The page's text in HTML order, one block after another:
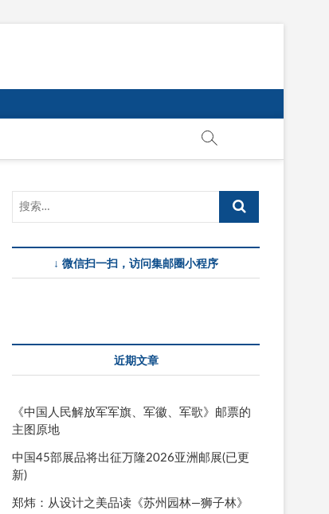
↓ 微信扫一扫，访问集邮圈小程序
近期文章
《中国人民解放军军旗、军徽、军歌》邮票的
主图原地
中国45部展品将出征万隆2026亚洲邮展(已更
新)
郑炜：从设计之美品读《苏州园林—狮子林》